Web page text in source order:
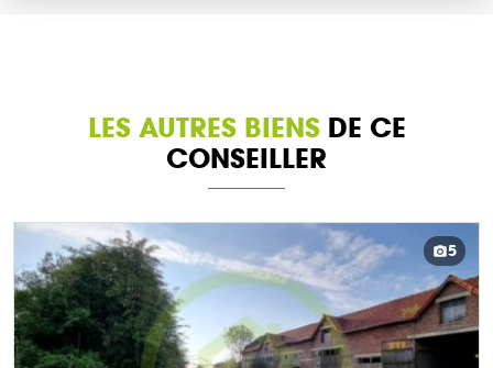
LES AUTRES BIENSDE CE
CONSEILLER
5